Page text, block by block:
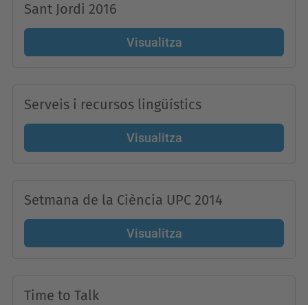
Sant Jordi 2016
Visualitza
Serveis i recursos lingüístics
Visualitza
Setmana de la Ciència UPC 2014
Visualitza
Time to Talk